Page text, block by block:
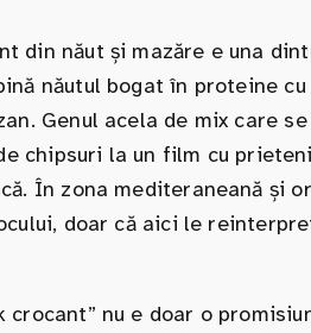
din năut și mazăre e una
năutul bogat în proteine
Genul acela de mix care
chipsuri la un film cu
În zona mediteraneană
doar că aici le
crocant” nu e doar o